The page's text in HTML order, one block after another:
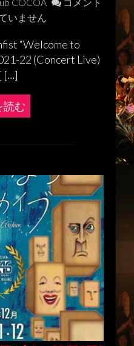
COCOA
コメント
いません
“Welcome to
22 (Concert Live)
[…]
読む